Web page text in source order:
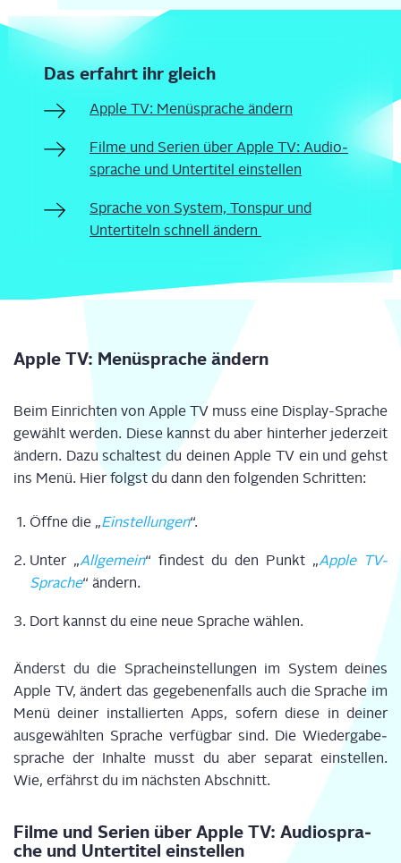
Das erfahrt ihr gleich
Apple TV: Menü­spra­che ändern
Fil­me und Seri­en über Apple TV: Audio­
spra­che und Unter­ti­tel einstellen
Spra­che von Sys­tem, Ton­spur und
Unter­ti­teln schnell ändern
Apple TV: Menü­spra­che ändern
Beim Ein­rich­ten von Apple TV muss eine Dis­play-Spra­che
gewählt wer­den. Die­se kannst du aber hin­ter­her jeder­zeit
ändern. Dazu schal­test du dei­nen Apple TV ein und gehst
ins Menü. Hier folgst du dann den fol­gen­den Schrit­ten:
Öff­ne die „Ein­stel­lun­gen“.
Unter „All­ge­mein“ fin­dest du den Punkt „Apple TV-
Spra­che“ ändern.
Dort kannst du eine neue Spra­che wäh­len.
Änderst du die Sprach­ein­stel­lun­gen im Sys­tem dei­nes
Apple TV, ändert das gege­be­nen­falls auch die Spra­che im
Menü dei­ner instal­lier­ten Apps, sofern die­se in dei­ner
aus­ge­wähl­ten Spra­che ver­füg­bar sind. Die Wie­der­ga­be­
spra­che der Inhal­te musst du aber sepa­rat ein­stel­len.
Wie, erfährst du im nächs­ten Abschnitt.
Fil­me und Seri­en über Apple TV: Audio­spra­
che und Unter­ti­tel einstellen